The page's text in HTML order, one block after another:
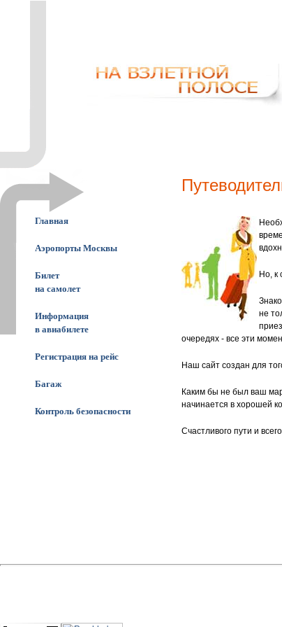
Главная
Аэропорты Москвы
Билет
на самолет
Информация
в авиабилете
Регистрация на рейс
Багаж
Контроль безопасности
Но, к
не
очередях - все эти
Наш сайт создан для
Каким бы не был ваш
начинается в хорошей
Счастливого пути и